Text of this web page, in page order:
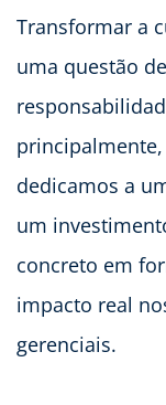
Transformar a
uma questão
dedicamos a
um
concreto em
impacto real
gerenciais.